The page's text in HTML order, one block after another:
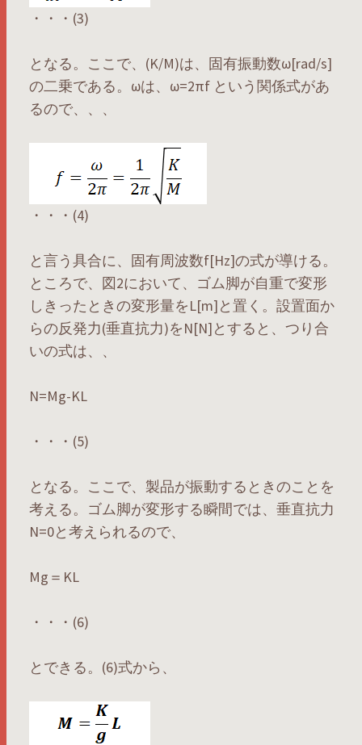
・・・(3)
となる。ここで、(K/M)は、固有振動数ω[rad/s]
の二乗である。ωは、ω=2πf という関係式があ
るので、、、
・・・(4)
と言う具合に、固有周波数f[Hz]の式が導ける。
ところで、図2において、ゴム脚が自重で変形
しきったときの変形量をL[m]と置く。設置面か
らの反発力(垂直抗力)をN[N]とすると、つり合
いの式は、、
N=Mg-KL
・・・(5)
となる。ここで、製品が振動するときのことを
考える。ゴム脚が変形する瞬間では、垂直抗力
N=0と考えられるので、
Mg＝KL
・・・(6)
とできる。(6)式から、